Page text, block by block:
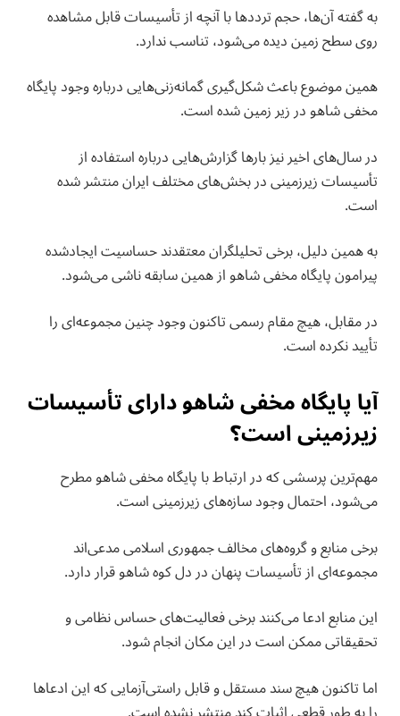
به گفته آن‌ها، حجم ترددها با آنچه از تأسیسات قابل مشاهده
روی سطح زمین دیده می‌شود، تناسب ندارد.
همین موضوع باعث شکل‌گیری گمانه‌زنی‌هایی درباره وجود پایگاه
مخفی شاهو در زیر زمین شده است.
در سال‌های اخیر نیز بارها گزارش‌هایی درباره استفاده از
تأسیسات زیرزمینی در بخش‌های مختلف ایران منتشر شده
است.
به همین دلیل، برخی تحلیلگران معتقدند حساسیت ایجادشده
پیرامون پایگاه مخفی شاهو از همین سابقه ناشی می‌شود.
در مقابل، هیچ مقام رسمی تاکنون وجود چنین مجموعه‌ای را
تأیید نکرده است.
آیا پایگاه مخفی شاهو دارای تأسیسات
زیرزمینی است؟
مهم‌ترین پرسشی که در ارتباط با پایگاه مخفی شاهو مطرح
می‌شود، احتمال وجود سازه‌های زیرزمینی است.
برخی منابع و گروه‌های مخالف جمهوری اسلامی مدعی‌اند
مجموعه‌ای از تأسیسات پنهان در دل کوه شاهو قرار دارد.
این منابع ادعا می‌کنند برخی فعالیت‌های حساس نظامی و
تحقیقاتی ممکن است در این مکان انجام شود.
اما تاکنون هیچ سند مستقل و قابل راستی‌آزمایی که این ادعاها